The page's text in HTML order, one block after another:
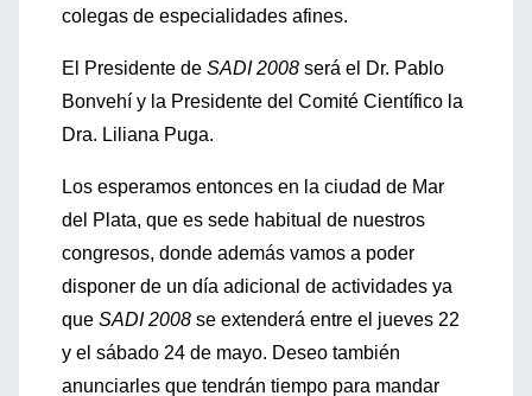
colegas de especialidades afines.
El Presidente de SADI 2008 será el Dr. Pablo
Bonvehí y la Presidente del Comité Científico la
Dra. Liliana Puga.
Los esperamos entonces en la ciudad de Mar
del Plata, que es sede habitual de nuestros
congresos, donde además vamos a poder
disponer de un día adicional de actividades ya
que SADI 2008 se extenderá entre el jueves 22
y el sábado 24 de mayo. Deseo también
anunciarles que tendrán tiempo para mandar